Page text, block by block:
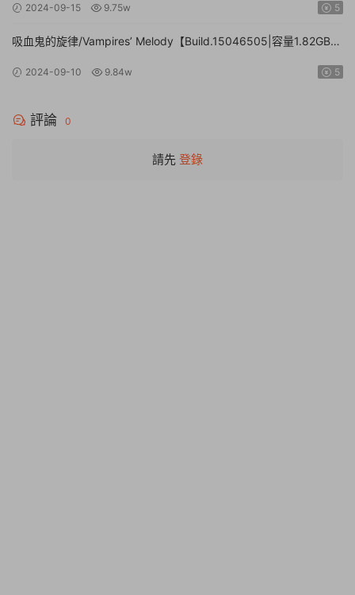
Serial Murder Case The Okhotsk Disappearance ~Memories in
Ice, Tearful Figurine~
2024-09-15 9.75w 5
吸血鬼的旋律/Vampires’ Melody【Build.15046505|容量1.82GB|
2024-09-10 9.84w 5
評論 0
請先 登錄